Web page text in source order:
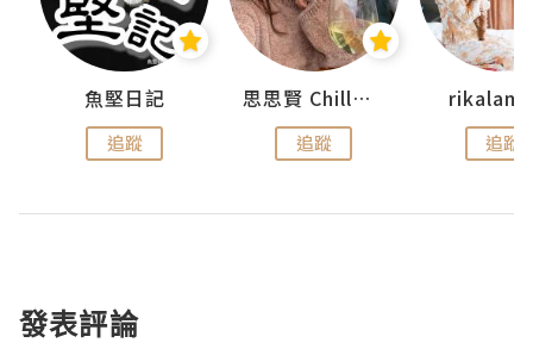
魚堅日記
追蹤
思思賢 ChillMyBabe
追蹤 追蹤
發表評論